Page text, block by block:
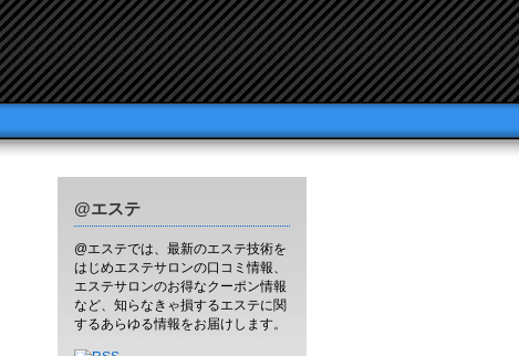
@エステ
@エステでは、最新のエステ技術を
はじめエステサロンの口コミ情報、
エステサロンのお得なクーポン情報
など、知らなきゃ損するエステに関
するあらゆる情報をお届けします。